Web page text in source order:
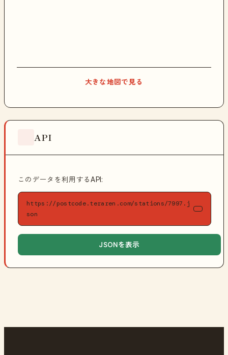
大きな地図で見る
API
このデータを利用するAPI:
https://postcode.teraren.com/stations/7997.j
son
JSONを表示